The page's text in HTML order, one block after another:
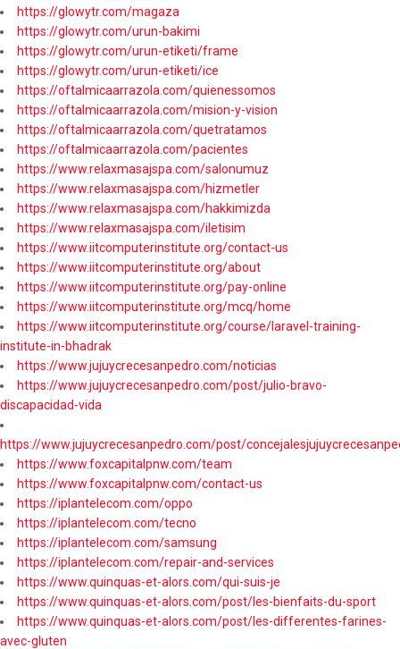
https://glowytr.com/magaza
https://glowytr.com/urun-bakimi
https://glowytr.com/urun-etiketi/frame
https://glowytr.com/urun-etiketi/ice
https://oftalmicaarrazola.com/quienessomos
https://oftalmicaarrazola.com/mision-y-vision
https://oftalmicaarrazola.com/quetratamos
https://oftalmicaarrazola.com/pacientes
https://www.relaxmasajspa.com/salonumuz
https://www.relaxmasajspa.com/hizmetler
https://www.relaxmasajspa.com/hakkimizda
https://www.relaxmasajspa.com/iletisim
https://www.iitcomputerinstitute.org/contact-us
https://www.iitcomputerinstitute.org/about
https://www.iitcomputerinstitute.org/pay-online
https://www.iitcomputerinstitute.org/mcq/home
https://www.iitcomputerinstitute.org/course/laravel-training-
institute-in-bhadrak
https://www.jujuycrecesanpedro.com/noticias
https://www.jujuycrecesanpedro.com/post/julio-bravo-
discapacidad-vida
https://www.jujuycrecesanpedro.com/post/
https://www.foxcapitalpnw.com/team
https://www.foxcapitalpnw.com/contact-us
https://iplantelecom.com/oppo
https://iplantelecom.com/tecno
https://iplantelecom.com/samsung
https://iplantelecom.com/repair-and-services
https://www.quinquas-et-alors.com/qui-suis-je
https://www.quinquas-et-alors.com/post/les-bienfaits-du-sport
https://www.quinquas-et-alors.com/post/les-differentes-farines-
avec-gluten